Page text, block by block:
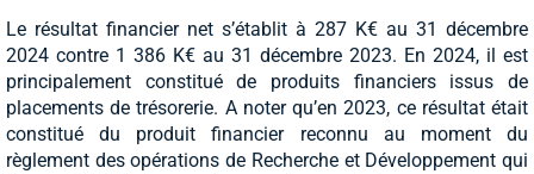
Le résultat financier net s’établit à 287 K€ au 31 décembre
2024 contre 1 386 K€ au 31 décembre 2023. En 2024, il est
principalement constitué de produits financiers issus de
placements de trésorerie. A noter qu’en 2023, ce résultat était
constitué du produit financier reconnu au moment du
règlement des opérations de Recherche et Développement qui